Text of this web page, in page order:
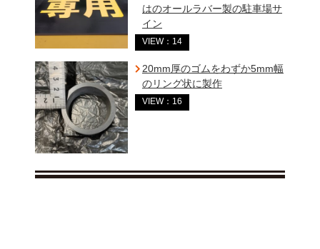
はのオールラバー製の駐車場サ
イン
VIEW：14
20mm厚のゴムをわずか5mm幅
のリング状に製作
VIEW：16